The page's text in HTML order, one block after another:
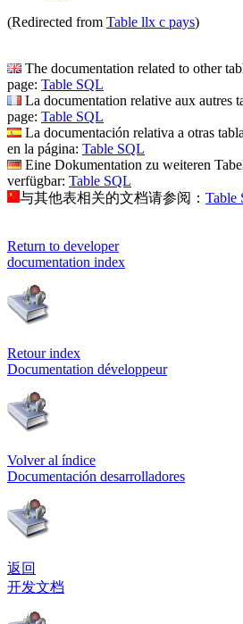
(Redirected from Table llx c pays)
The documentation related to other
page: Table SQL
La documentation relative aux autres
page: Table SQL
La documentación relativa a otras
en la página: Table SQL
Eine Dokumentation zu weiteren
verfügbar: Table SQL
与其他表相关的文档请参阅： Table
Return to developer
documentation index
Retour index
Documentation développeur
Volver al índice
Documentación desarrolladores
返回
开发文档